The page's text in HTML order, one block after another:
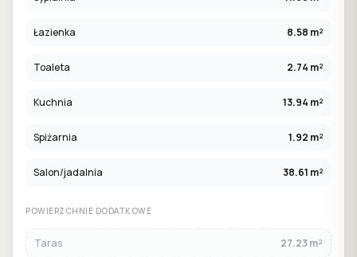
Łazienka 8.58 m²
Toaleta 2.74 m²
Kuchnia 13.94 m²
Spiżarnia 1.92 m²
Salon/jadalnia 38.61 m²
POWIERZCHNIE DODATKOWE
Taras 27.23 m²